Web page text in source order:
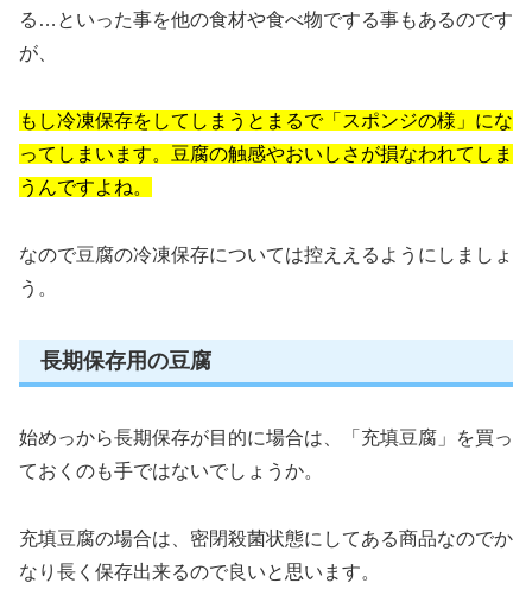
る…といった事を他の食材や食べ物でする事もあるのです
が、
もし冷凍保存をしてしまうとまるで「スポンジの様」にな
ってしまいます。豆腐の触感やおいしさが損なわれてしま
うんですよね。
なので豆腐の冷凍保存については控ええるようにしましょ
う。
長期保存用の豆腐
始めっから長期保存が目的に場合は、「充填豆腐」を買っ
ておくのも手ではないでしょうか。
充填豆腐の場合は、密閉殺菌状態にしてある商品なのでか
なり長く保存出来るので良いと思います。